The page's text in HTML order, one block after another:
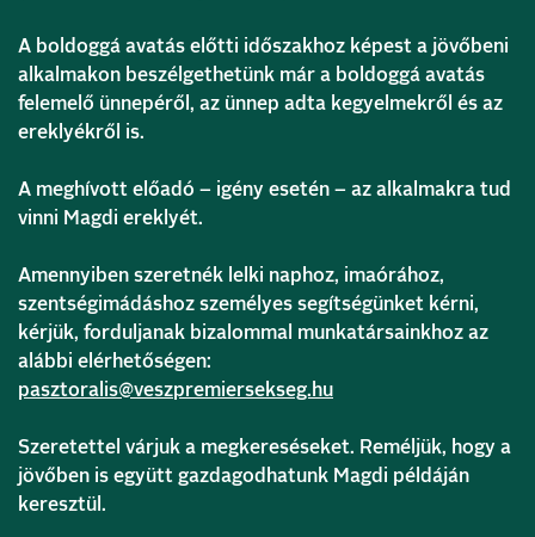
A boldoggá avatás előtti időszakhoz képest a jövőbeni
alkalmakon beszélgethetünk már a boldoggá avatás
felemelő ünnepéről, az ünnep adta kegyelmekről és az
ereklyékről is.
A meghívott előadó – igény esetén – az alkalmakra tud
vinni Magdi ereklyét.
Amennyiben szeretnék lelki naphoz, imaórához,
szentségimádáshoz személyes segítségünket kérni,
kérjük, forduljanak bizalommal munkatársainkhoz az
alábbi elérhetőségen:
pasztoralis@veszpremiersekseg.hu
Szeretettel várjuk a megkereséseket. Reméljük, hogy a
jövőben is együtt gazdagodhatunk Magdi példáján
keresztül.